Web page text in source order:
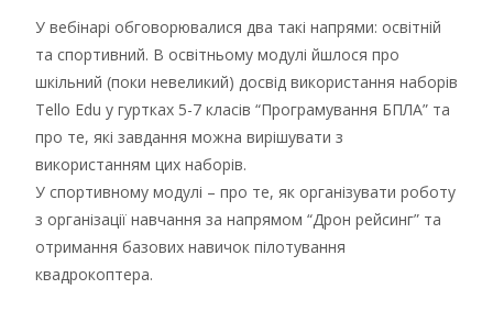
У вебінарі обговорювалися два такі напрями: освітній
та спортивний. В освітньому модулі йшлося про
шкільний (поки невеликий) досвід використання наборів
Tello Edu у гуртках 5-7 класів “Програмування БПЛА” та
про те, які завдання можна вирішувати з
використанням цих наборів.
У спортивному модулі – про те, як організувати роботу
з організації навчання за напрямом “Дрон рейсинг” та
отримання базових навичок пілотування
квадрокоптера.